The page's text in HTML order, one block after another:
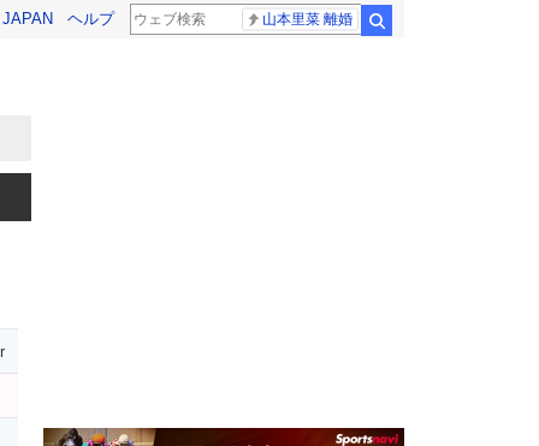
ヘルプ 山本里菜 離婚